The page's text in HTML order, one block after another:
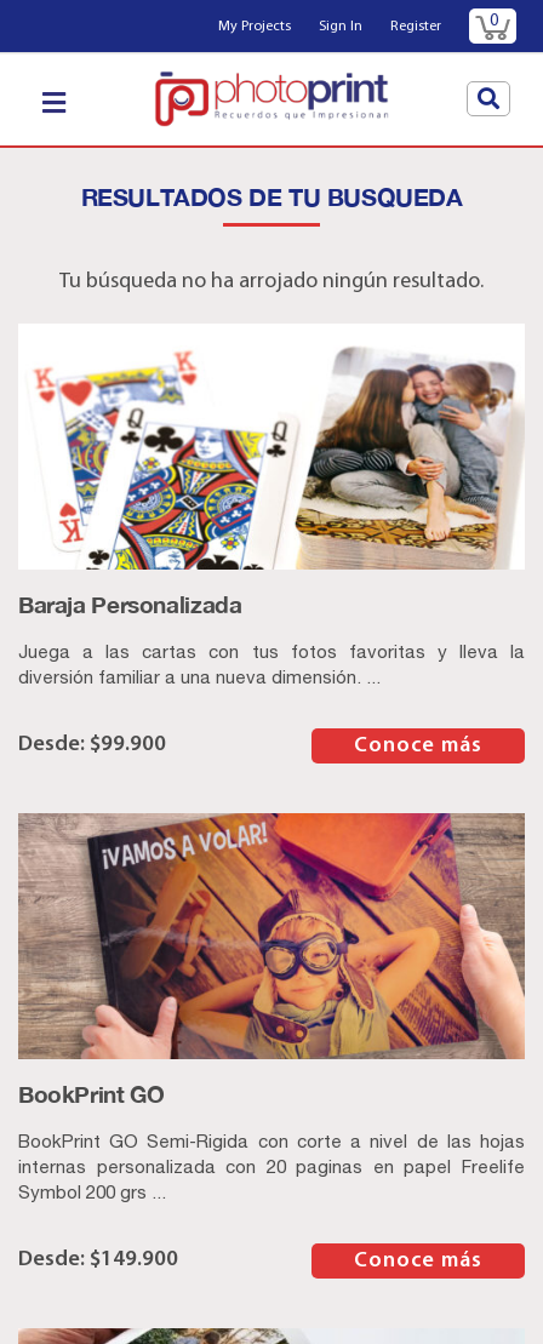
My Projects Sign In Register 0
RESULTADOS DE TU BUSQUEDA
Tu búsqueda no ha arrojado ningún resultado.
Baraja Personalizada
Juega a las cartas con tus fotos favoritas y lleva la
diversión familiar a una nueva dimensión. ...
$99.900 Conoce más
BookPrint GO
BookPrint GO Semi-Rigida con corte a nivel de las hojas
internas personalizada con 20 paginas en papel Freelife
Symbol 200 grs ...
$149.900 Conoce más